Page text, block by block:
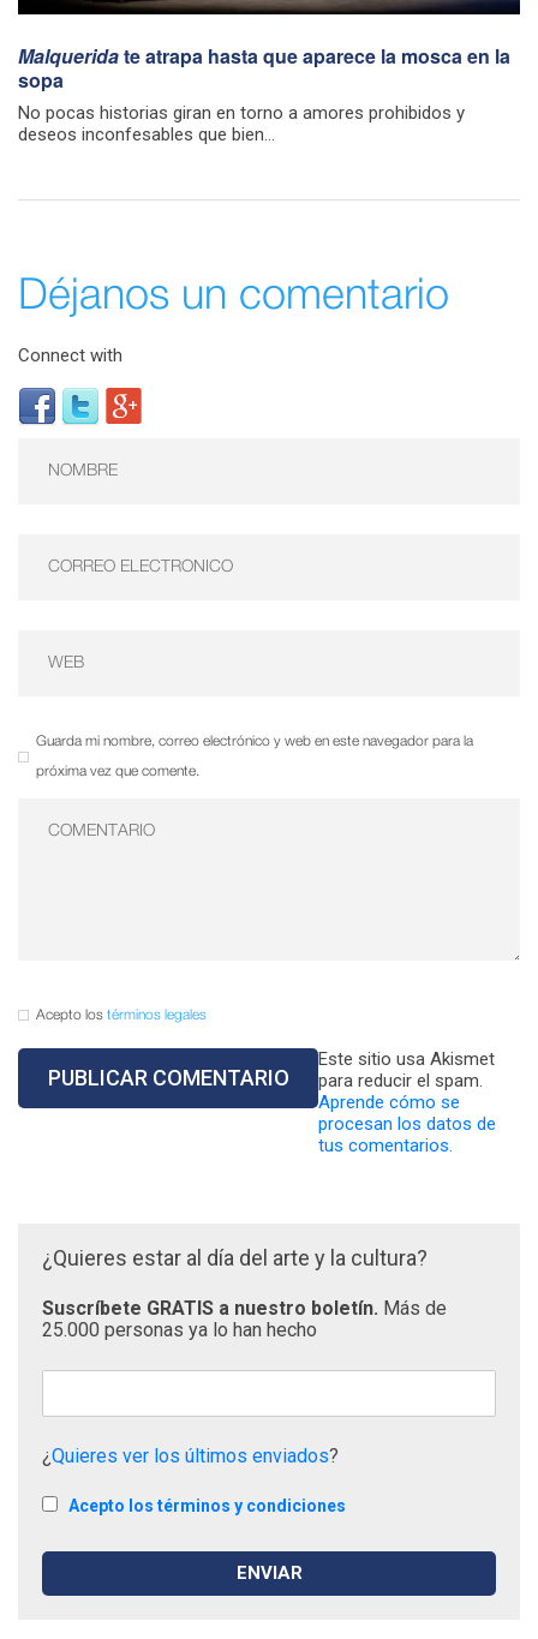
Malqueridate atrapa hasta que aparece la mosca en la
sopa
No pocas historias giran en torno a amores prohibidos y
deseos inconfesables que bien...
Déjanos un comentario
Connect with
Guarda mi nombre, correo electrónico y web en este navegador para la
próxima vez que comente.
Acepto los términos legales
Este sitio usa Akismet
para reducir el spam.
Aprende cómo se
procesan los datos de
tus comentarios.
¿Quieres estar al día del arte y la cultura?
Suscríbete GRATIS a nuestro boletín. Más de
25.000 personas ya lo han hecho
¿Quieres ver los últimos enviados?
Acepto los términos y condiciones